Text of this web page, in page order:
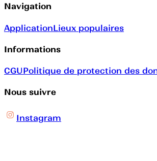
Navigation
ApplicationLieux populaires
Informations
CGUPolitique de protection des
Nous suivre
Instagram